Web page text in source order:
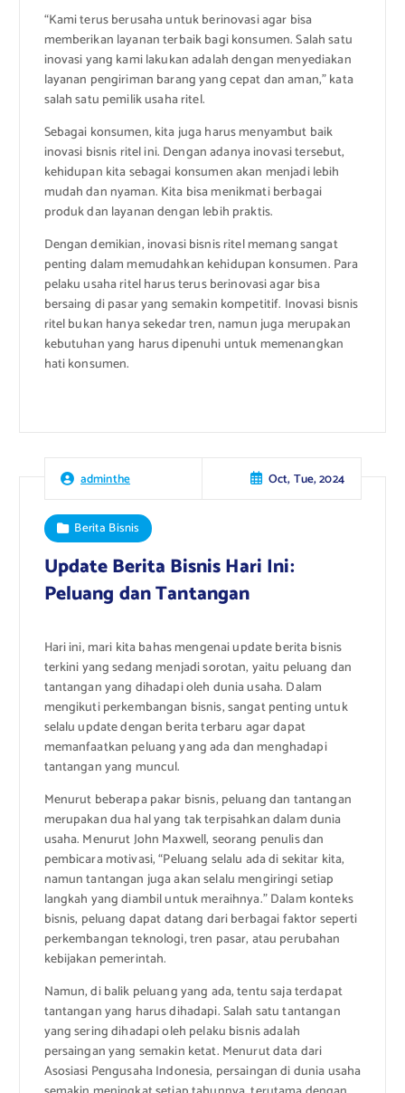
“Kami terus berusaha untuk berinovasi agar bisa
memberikan layanan terbaik bagi konsumen. Salah satu
inovasi yang kami lakukan adalah dengan menyediakan
layanan pengiriman barang yang cepat dan aman,” kata
salah satu pemilik usaha ritel.
Sebagai konsumen, kita juga harus menyambut baik
inovasi bisnis ritel ini. Dengan adanya inovasi tersebut,
kehidupan kita sebagai konsumen akan menjadi lebih
mudah dan nyaman. Kita bisa menikmati berbagai
produk dan layanan dengan lebih praktis.
Dengan demikian, inovasi bisnis ritel memang sangat
penting dalam memudahkan kehidupan konsumen. Para
pelaku usaha ritel harus terus berinovasi agar bisa
bersaing di pasar yang semakin kompetitif. Inovasi bisnis
ritel bukan hanya sekedar tren, namun juga merupakan
kebutuhan yang harus dipenuhi untuk memenangkan
hati konsumen.
adminthe Oct, Tue, 2024
Berita Bisnis
Update Berita Bisnis Hari Ini:
Peluang dan Tantangan
Hari ini, mari kita bahas mengenai update berita bisnis
terkini yang sedang menjadi sorotan, yaitu peluang dan
tantangan yang dihadapi oleh dunia usaha. Dalam
mengikuti perkembangan bisnis, sangat penting untuk
selalu update dengan berita terbaru agar dapat
memanfaatkan peluang yang ada dan menghadapi
tantangan yang muncul.
Menurut beberapa pakar bisnis, peluang dan tantangan
merupakan dua hal yang tak terpisahkan dalam dunia
usaha. Menurut John Maxwell, seorang penulis dan
pembicara motivasi, “Peluang selalu ada di sekitar kita,
namun tantangan juga akan selalu mengiringi setiap
langkah yang diambil untuk meraihnya.” Dalam konteks
bisnis, peluang dapat datang dari berbagai faktor seperti
perkembangan teknologi, tren pasar, atau perubahan
kebijakan pemerintah.
Namun, di balik peluang yang ada, tentu saja terdapat
tantangan yang harus dihadapi. Salah satu tantangan
yang sering dihadapi oleh pelaku bisnis adalah
persaingan yang semakin ketat. Menurut data dari
Asosiasi Pengusaha Indonesia, persaingan di dunia usaha